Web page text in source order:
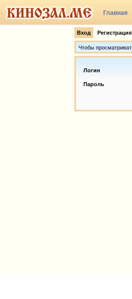
Главная
Вход
Чтобы
Логин
Пароль